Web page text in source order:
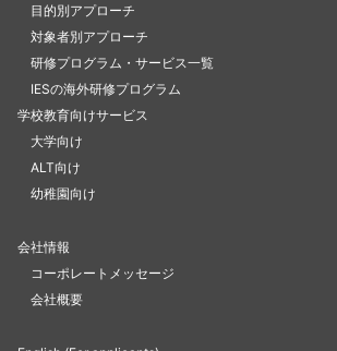
目的別アプローチ
対象者別アプローチ
研修プログラム・サービス一覧
IESの海外研修プログラム
学校教育向けサービス
大学向け
ALT向け
幼稚園向け
会社情報
コーポレートメッセージ
会社概要